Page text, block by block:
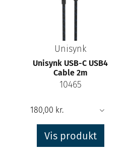
Unisynk
Unisynk USB-C USB4
Cable 2m
10465
Vis produkt